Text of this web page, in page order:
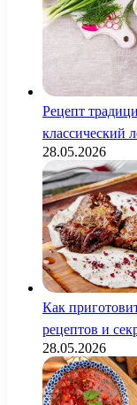
Рецепт
классический
28.05.2026
Как
рецептов и
28.05.2026